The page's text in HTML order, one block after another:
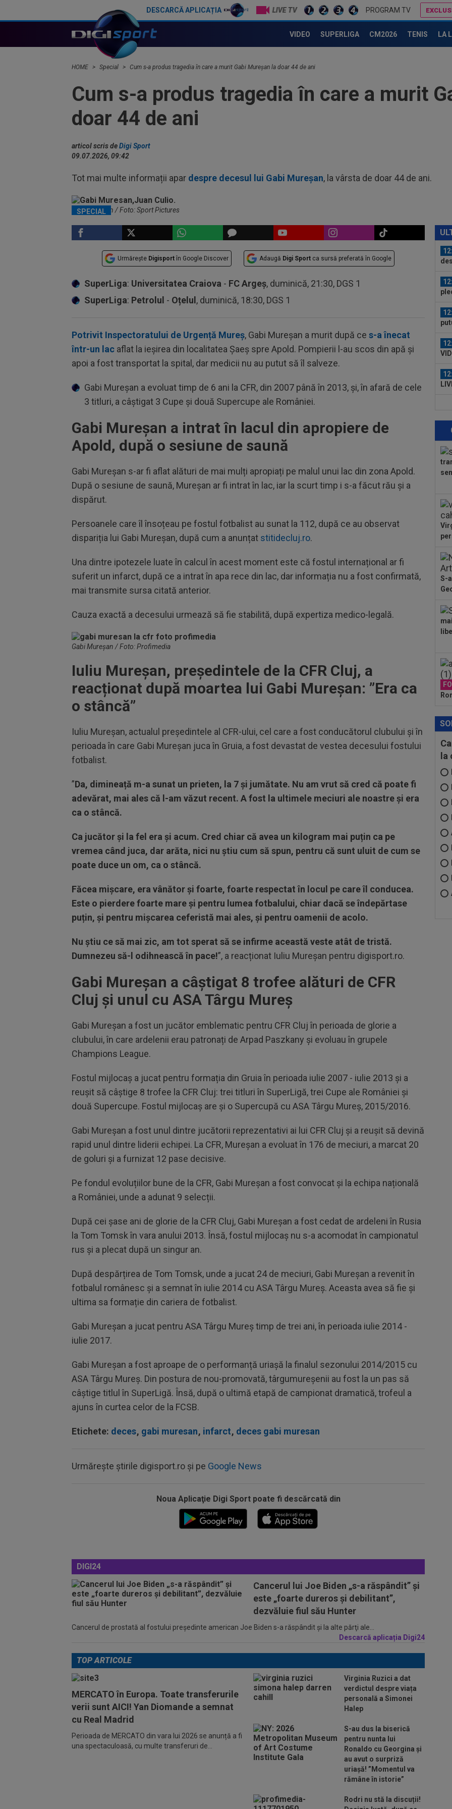
DESCARCĂ APLICAȚIA LIVE TV PROGRAM TV
VIDEO SUPERLIGA CM2026 TENIS LA
HOME Special Cum s-a produs tragedia în care a murit Gabi Mureșan la doar 44 de ani
Cum s-a produs tragedia în care a murit
doar 44 de ani
articol scris deDigi Sport
09.07.2026, 09:42
Tot mai multe informații apar despre decesul lui Gabi Mureșan, la vârsta de doar 44 de ani.
SPECIAL
Gabi Mureșan / Foto: Sport Pictures
Urmărește Digisport în Google Discover Adaugă Digi Sport ca sursă preferată în Google
SuperLiga: Universitatea Craiova - FC Argeș, duminică, 21:30, DGS 1
SuperLiga: Petrolul - Oțelul , duminică, 18:30, DGS 1
Potrivit Inspectoratului de Urgență Mureș, Gabi Mureșan a murit după ce s-a înecat
într-un lac aflat la ieșirea din localitatea Șaeș spre Apold. Pompierii l-au scos din apă și
apoi a fost transportat la spital, dar medicii nu au putut să îl salveze.
Gabi Mureșan a evoluat timp de 6 ani la CFR, din 2007 până în 2013, și, în afară de cele
3 titluri, a câștigat 3 Cupe și două Supercupe ale României.
Gabi Mureșan a intrat în lacul din apropiere de
Apold, după o sesiune de saună
Gabi Mureșan s-ar fi aflat alături de mai mulți apropiați pe malul unui lac din zona Apold.
După o sesiune de saună, Mureșan ar fi intrat în lac, iar la scurt timp i s-a făcut rău și a
dispărut.
Persoanele care îl însoțeau pe fostul fotbalist au sunat la 112, după ce au observat
dispariția lui Gabi Mureșan, după cum a anunțat stitidecluj.ro.
Una dintre ipotezele luate în calcul în acest moment este că fostul internațional ar fi
suferit un infarct, după ce a intrat în apa rece din lac, dar informația nu a fost confirmată,
mai transmite sursa citată anterior.
Cauza exactă a decesului urmează să fie stabilită, după expertiza medico-legală.
Gabi Mureșan / Foto: Profimedia
Iuliu Mureșan, președintele de la CFR Cluj, a
reacționat după moartea lui Gabi Mureșan: ”Era ca
o stâncă”
Iuliu Mureșan, actualul președintele al CFR-ului, cel care a fost conducătorul clubului și în
perioada în care Gabi Mureșan juca în Gruia, a fost devastat de vestea decesului fostului
fotbalist.
”Da, dimineață m-a sunat un prieten, la 7 și jumătate. Nu am vrut să cred că poate fi
adevărat, mai ales că l-am văzut recent. A fost la ultimele meciuri ale noastre și era
ca o stâncă.
Ca jucător și la fel era și acum. Cred chiar că avea un kilogram mai puțin ca pe
vremea când juca, dar arăta, nici nu știu cum să spun, pentru că sunt uluit de cum se
poate duce un om, ca o stâncă.
Făcea mișcare, era vânător și foarte, foarte respectat în locul pe care îl conducea.
Este o pierdere foarte mare și pentru lumea fotbalului, chiar dacă se îndepărtase
puțin, și pentru mișcarea ceferistă mai ales, și pentru oamenii de acolo.
Nu știu ce să mai zic, am tot sperat să se infirme această veste atât de tristă.
Dumnezeu să-l odihnească în pace!”, a reacționat Iuliu Mureșan pentru digisport.ro.
Gabi Mureșan a câștigat 8 trofee alături de CFR
Cluj și unul cu ASA Târgu Mureș
Gabi Mureșan a fost un jucător emblematic pentru CFR Cluj în perioada de glorie a
clubului, în care ardelenii erau patronați de Arpad Paszkany și evoluau în grupele
Champions League.
Fostul mijlocaș a jucat pentru formația din Gruia în perioada iulie 2007 - iulie 2013 și a
reușit să câștige 8 trofee la CFR Cluj: trei titluri în SuperLigă, trei Cupe ale României și
două Supercupe. Fostul mijlocaș are și o Supercupă cu ASA Târgu Mureș, 2015/2016.
Gabi Mureșan a fost unul dintre jucătorii reprezentativi ai lui CFR Cluj și a reușit să devină
rapid unul dintre liderii echipei. La CFR, Mureșan a evoluat în 176 de meciuri, a marcat 20
de goluri și a furnizat 12 pase decisive.
Pe fondul evoluțiilor bune de la CFR, Gabi Mureșan a fost convocat și la echipa națională
a României, unde a adunat 9 selecții.
După cei șase ani de glorie de la CFR Cluj, Gabi Mureșan a fost cedat de ardeleni în Rusia
la Tom Tomsk în vara anului 2013. Însă, fostul mijlocaș nu s-a acomodat în campionatul
rus și a plecat după un singur an.
După despărțirea de Tom Tomsk, unde a jucat 24 de meciuri, Gabi Mureșan a revenit în
fotbalul românesc și a semnat în iulie 2014 cu ASA Târgu Mureș. Aceasta avea să fie și
ultima sa formație din cariera de fotbalist.
Gabi Mureșan a jucat pentru ASA Târgu Mureș timp de trei ani, în perioada iulie 2014 -
iulie 2017.
Gabi Mureșan a fost aproape de o performanță uriașă la finalul sezonului 2014/2015 cu
ASA Târgu Mureș. Din postura de nou-promovată, târgumureșenii au fost la un pas să
câștige titlul în SuperLigă. Însă, după o ultimă etapă de campionat dramatică, trofeul a
ajuns în curtea celor de la FCSB.
Etichete: deces, gabi muresan, infarct, deces gabi muresan
Urmărește știrile digisport.ro și pe Google News
Noua Aplicaţie Digi Sport poate fi descărcată din
DIGI24
Cancerul lui Joe Biden „s-a răspândit” şi
este „foarte dureros și debilitant”,
dezvăluie fiul său Hunter
Cancerul de prostată al fostului preşedinte american Joe Biden s-a răspândit şi la alte părţi ale...
Descarcă aplicația Digi24
la...
în
S-
TOP ARTICOLE
MERCATO în Europa. Toate transferurile
verii sunt AICI! Yan Diomande a semnat
cu Real Madrid
Perioada de MERCATO din vara lui 2026 se anunță a fi
una spectaculoasă, cu multe transferuri de...
Virginia Ruzici a dat
verdictul despre viața
personală a Simonei
Halep
S-au dus la biserică
pentru nunta lui
Ronaldo cu Georgina și
au avut o surpriză
uriașă! ”Momentul va
rămâne în istorie”
Rodri nu stă la discuții!